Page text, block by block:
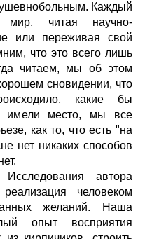
Каждый
читая научно-
или переживая свой
что это всего лишь
читаем, мы об этом
сновидении, что
какие бы
имели место, мы все
как то, что есть "на
нет никаких способов
автора
человеком
желаний. Наша
опыт восприятия